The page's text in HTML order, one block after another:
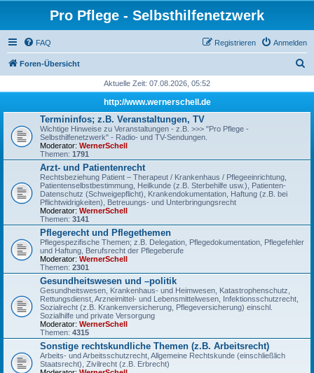
Pro Pflege - Selbsthilfenetzwerk
FAQ Anmelden
Registrieren
Foren-Übersicht
h
Aktuelle Zeit: 07.08.2026, 05:52
http://www.wernerschell.de
Termininfos; z.B. Veranstaltungen, TV
Wichtige Hinweise zu Veranstaltungen - z.B. >>> "Pro Pflege -
Selbsthilfenetzwerk" - Radio- und TV-Sendungen.
Moderator: WernerSchell
Themen: 1791
Arzt- und Patientenrecht
Rechtsbeziehung Patient – Therapeut / Krankenhaus / Pflegeeinrichtung,
Patientenselbstbestimmung, Heilkunde (z.B. Sterbehilfe usw.), Patienten-
Datenschutz (Schweigepflicht), Krankendokumentation, Haftung (z.B. bei
Pflichtwidrigkeiten), Betreuungs- und Unterbringungsrecht
Moderator: WernerSchell
Themen: 3141
Pflegerecht und Pflegethemen
Pflegespezifische Themen; z.B. Delegation, Pflegedokumentation, Pflegefehler
und Haftung, Berufsrecht der Pflegeberufe
Moderator: WernerSchell
Themen: 2301
Gesundheitswesen und –politik
Gesundheitswesen, Krankenhaus- und Heimwesen, Katastrophenschutz,
Rettungsdienst, Arzneimittel- und Lebensmittelwesen, Infektionsschutzrecht,
Sozialrecht (z.B. Krankenversicherung, Pflegeversicherung) einschl.
Sozialhilfe und private Versorgung
Moderator: WernerSchell
Themen: 4315
Sonstige rechtskundliche Themen (z.B. Arbeitsrecht)
Arbeits- und Arbeitsschutzrecht, Allgemeine Rechtskunde (einschließlich
Staatsrecht), Zivilrecht (z.B. Erbrecht)